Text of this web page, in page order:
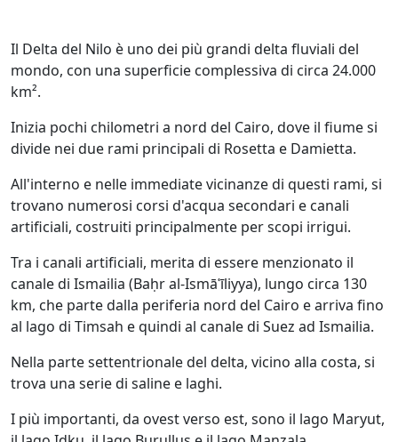
Il Delta del Nilo è uno dei più grandi delta fluviali del
mondo, con una superficie complessiva di circa 24.000
km².
Inizia pochi chilometri a nord del Cairo, dove il fiume si
divide nei due rami principali di Rosetta e Damietta.
All'interno e nelle immediate vicinanze di questi rami, si
trovano numerosi corsi d'acqua secondari e canali
artificiali, costruiti principalmente per scopi irrigui.
Tra i canali artificiali, merita di essere menzionato il
canale di Ismailia (Baḥr al-Ismāʿīliyya), lungo circa 130
km, che parte dalla periferia nord del Cairo e arriva fino
al lago di Timsah e quindi al canale di Suez ad Ismailia.
Nella parte settentrionale del delta, vicino alla costa, si
trova una serie di saline e laghi.
I più importanti, da ovest verso est, sono il lago Maryut,